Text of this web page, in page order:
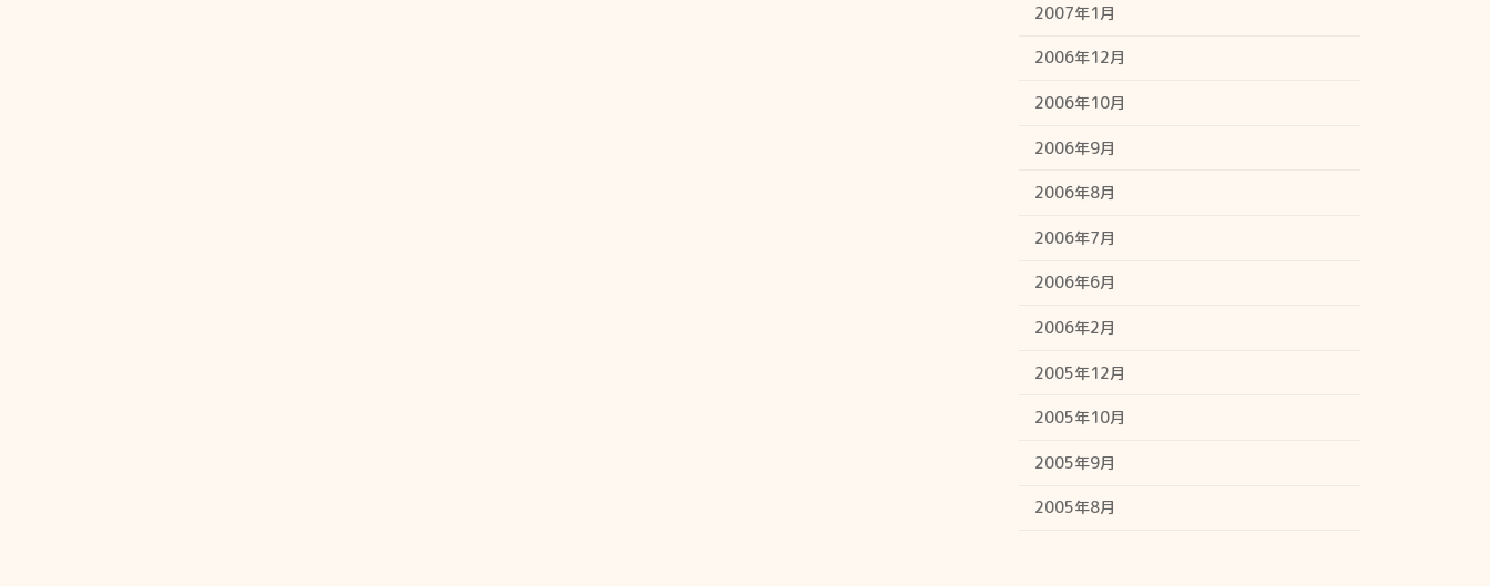
2007年1月
2006年12月
2006年10月
2006年9月
2006年8月
2006年7月
2006年6月
2006年2月
2005年12月
2005年10月
2005年9月
2005年8月